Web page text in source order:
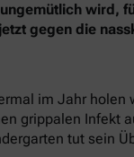
wird,
gegen die
im Jahr holen
grippalen Infekt
tut sein